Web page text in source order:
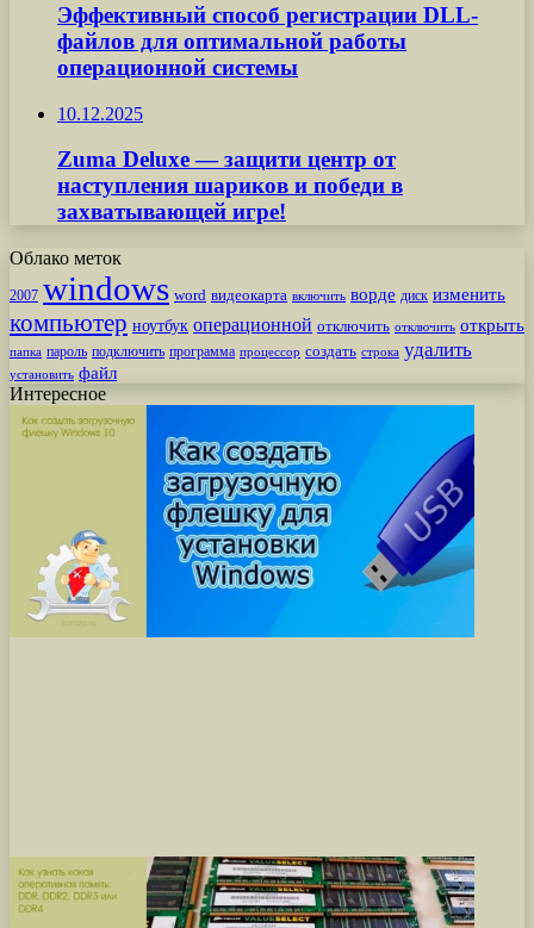
Эффективный способ регистрации DLL-
файлов для оптимальной работы
операционной системы
10.12.2025
Zuma Deluxe — защити центр от
наступления шариков и победи в
захватывающей игре!
Облако меток
2007 windows word видеокарта включить ворде диск изменить
компьютер ноутбук операционной отключить отключить открыть
папка пароль подключить программа процессор создать строка удалить
установить файл
Интересное